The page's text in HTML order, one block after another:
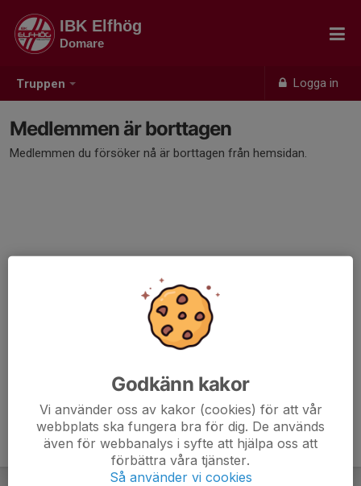
Truppen Logga in
IBK Elfhög
Domare
Medlemmen är borttagen
Medlemmen du försöker nå är borttagen från hemsidan.
Godkänn kakor
Vi använder oss av kakor (cookies) för att vår
webbplats ska fungera bra för dig. De används
även för webbanalys i syfte att hjälpa oss att
förbättra våra tjänster.
Så använder vi cookies